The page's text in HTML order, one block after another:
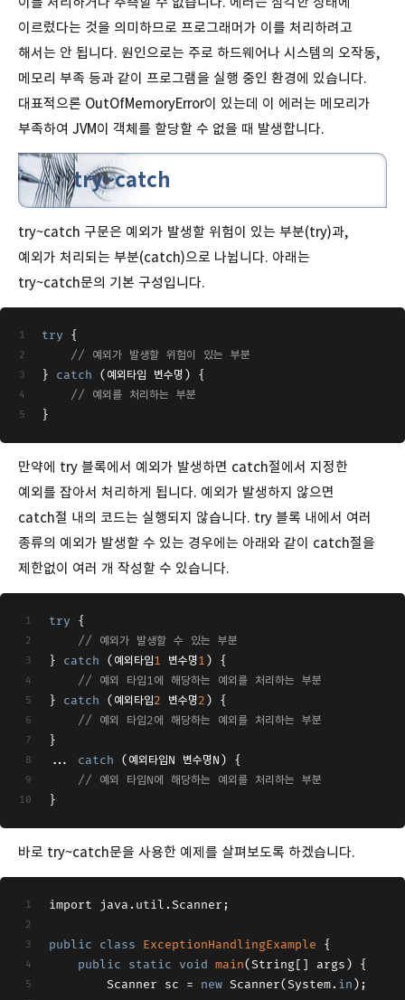
이르렀다는 것을 의미하므로 프로그래머가 이를 처리하려고
해서는 안 됩니다. 원인으로는 주로 하드웨어나 시스템의 오작동,
메모리 부족 등과 같이 프로그램을 실행 중인 환경에 있습니다.
대표적으론 OutOfMemoryError이 있는데 이 에러는 메모리가
부족하여 JVM이 객체를 할당할 수 없을 때 발생합니다.
try~catch
try~catch 구문은 예외가 발생할 위험이 있는 부분(try)과,
예외가 처리되는 부분(catch)으로 나뉩니다. 아래는
try~catch문의 기본 구성입니다.
try {
// 예외가 발생할 위험이 있는 부분
} catch (예외타입 변수명) {
// 예외를 처리하는 부분
}
만약에 try 블록에서 예외가 발생하면 catch절에서 지정한
예외를 잡아서 처리하게 됩니다. 예외가 발생하지 않으면
catch절 내의 코드는 실행되지 않습니다. try 블록 내에서 여러
종류의 예외가 발생할 수 있는 경우에는 아래와 같이 catch절을
제한없이 여러 개 작성할 수 있습니다.
try {
// 예외가 발생할 수 있는 부분
} catch (예외타입1 변수명1) {
// 예외 타입1에 해당하는 예외를 처리하는 부분
} catch (예외타입2 변수명2) {
// 예외 타입2에 해당하는 예외를 처리하는 부분
}
... catch (예외타입N 변수명N) {
// 예외 타입N에 해당하는 예외를 처리하는 부분
}
바로 try~catch문을 사용한 예제를 살펴보도록 하겠습니다.
import java.util.Scanner;
public class ExceptionHandlingExample {
public
static void main(String[] args) {
        Scanner sc =
new Scanner(System. in);